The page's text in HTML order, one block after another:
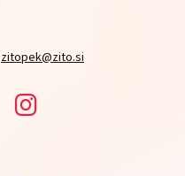
zitopek@zito.si